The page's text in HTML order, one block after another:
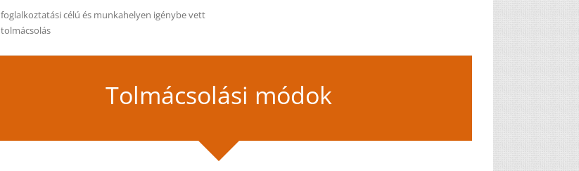
foglalkoztatási célú és munkahelyen igénybe vett
tolmácsolás
Tolmácsolási módok